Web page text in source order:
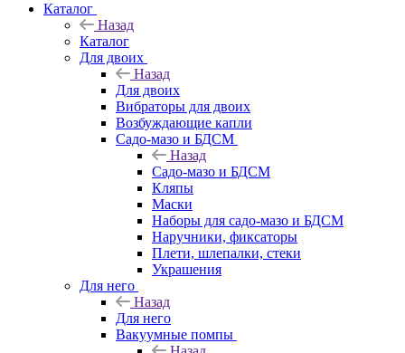
Каталог
Назад
Каталог
Для двоих
Назад
Для двоих
Вибраторы для двоих
Возбуждающие капли
Садо-мазо и БДСМ
Назад
Садо-мазо и БДСМ
Кляпы
Маски
Наборы для садо-мазо и БДСМ
Наручники, фиксаторы
Плети, шлепалки, стеки
Украшения
Для него
Назад
Для него
Вакуумные помпы